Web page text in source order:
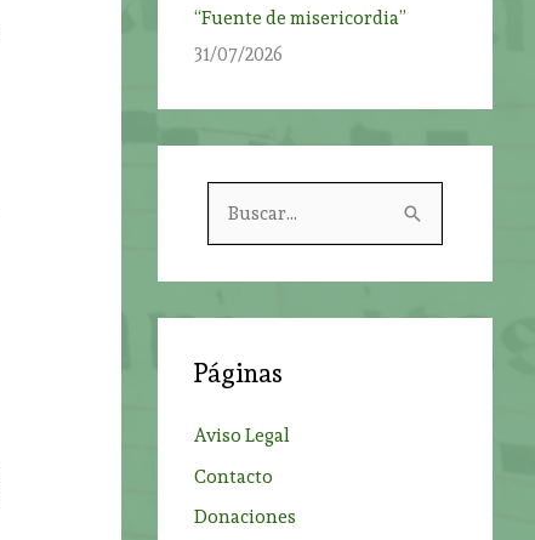
“Fuente de misericordia”
31/07/2026
r
:
Páginas
Aviso Legal
Contacto
Donaciones